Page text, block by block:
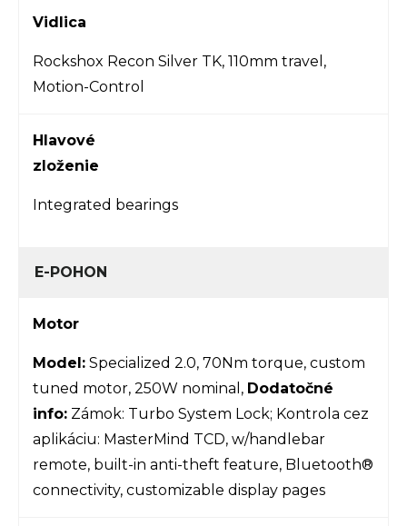
Vidlica
Rockshox Recon Silver TK, 110mm travel,
Motion-Control
Hlavové
zloženie
Integrated bearings
E-POHON
Motor
Model: Specialized 2.0, 70Nm torque, custom
tuned motor, 250W nominal, Dodatočné
info: Zámok: Turbo System Lock; Kontrola cez
aplikáciu: MasterMind TCD, w/handlebar
remote, built-in anti-theft feature, Bluetooth®
connectivity, customizable display pages